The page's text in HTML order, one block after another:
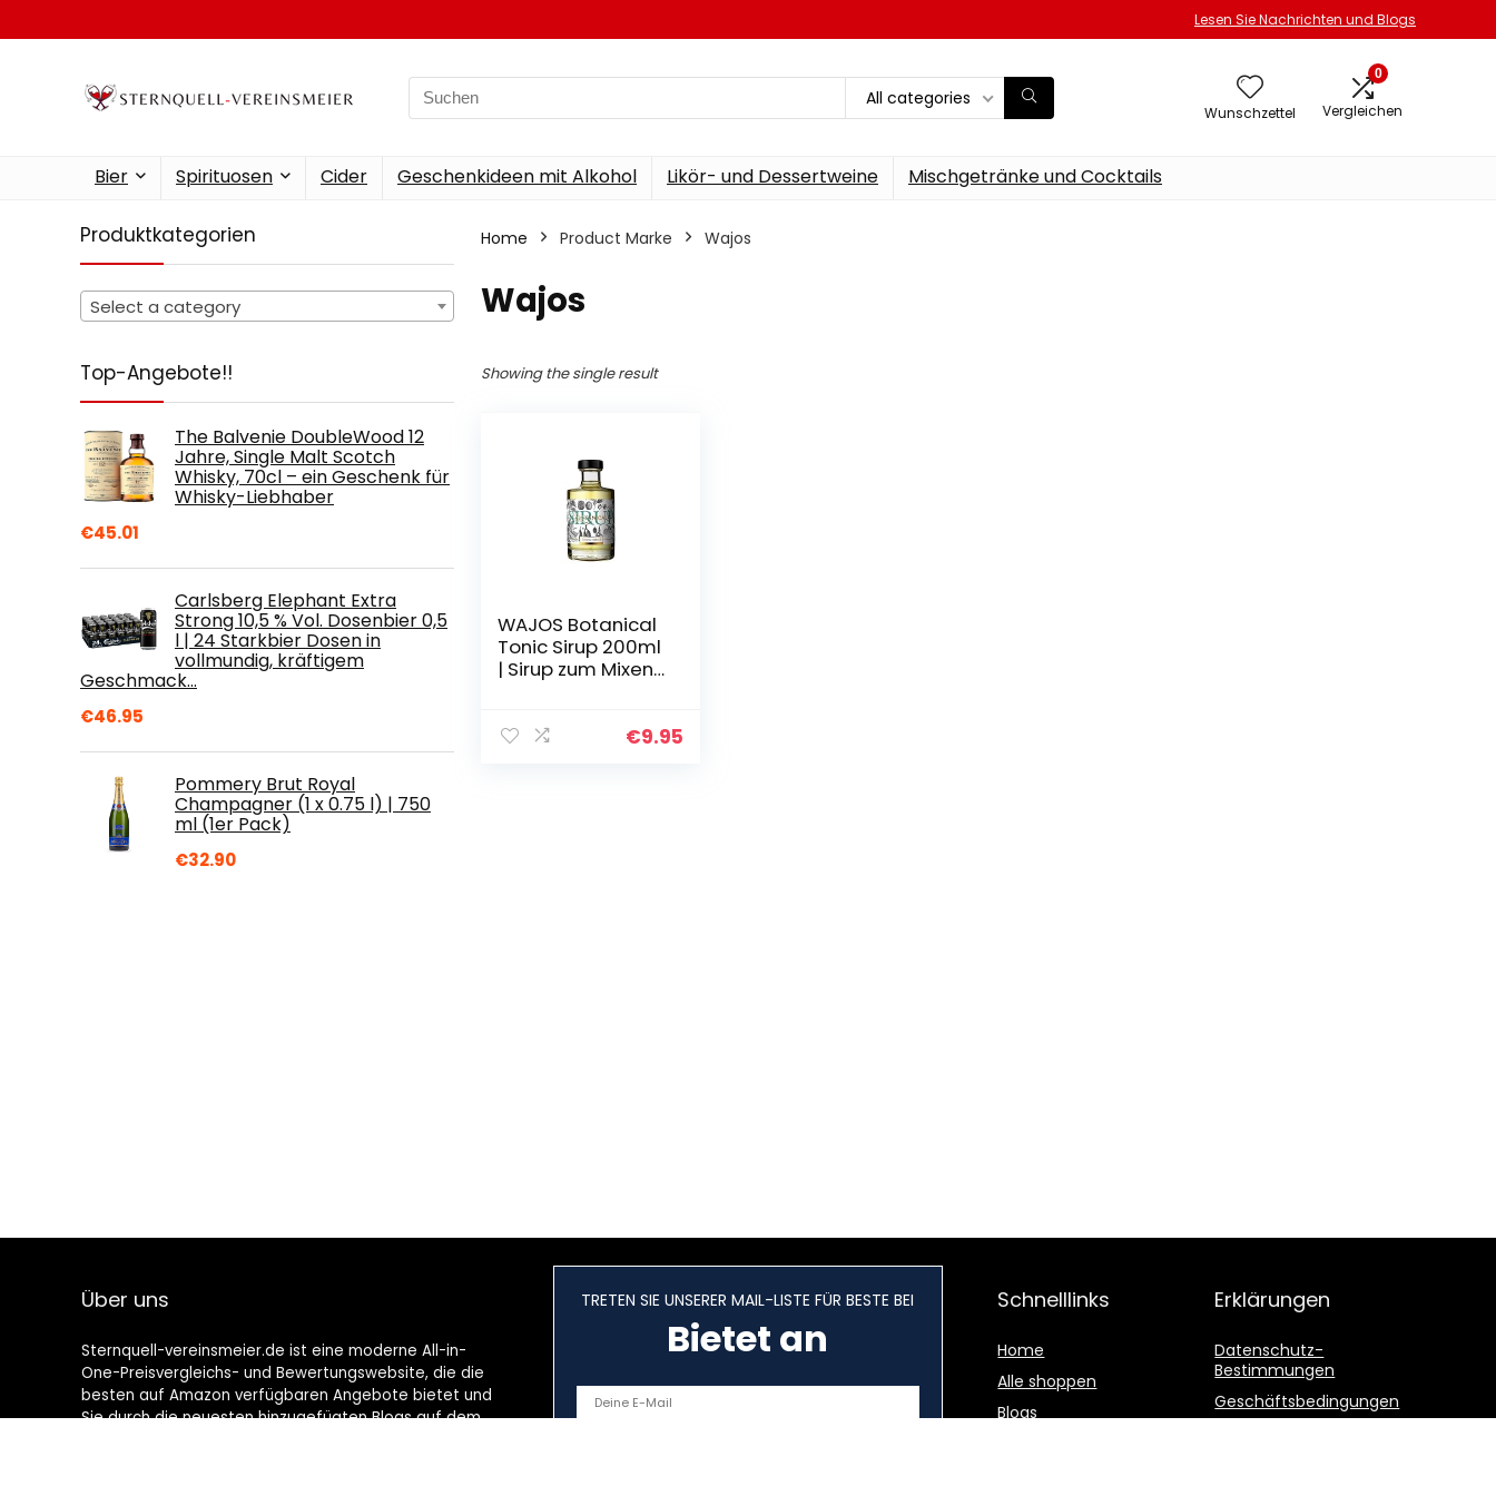
Lesen Sie Nachrichten und Blogs
Search
for:
All categories
Wunschzettel
0
Vergleichen
Bier Spirituosen Cider Geschenkideen mit Alkohol Likör- und Dessertweine Mischgetränke und Cocktails
Produktkategorien
Select a category
Top-Angebote!!
The Balvenie DoubleWood 12
Jahre, Single Malt Scotch
Whisky, 70cl – ein Geschenk für
Whisky-Liebhaber
€45.01
Carlsberg Elephant Extra
Strong 10,5 % Vol. Dosenbier 0,5
l | 24 Starkbier Dosen in
vollmundig, kräftigem
Geschmack…
€46.95
Pommery Brut Royal
Champagner (1 x 0.75 l) | 750
ml (1er Pack)
€32.90
Home Product Marke ‎Wajos
‎Wajos
Showing the single result
WAJOS Botanical
Tonic Sirup 200ml
| Sirup zum Mixen
Cocktails &
€9.95
Über uns
Sternquell-vereinsmeier.de ist eine moderne All-in-
One-Preisvergleichs- und Bewertungswebsite, die die
besten auf Amazon verfügbaren Angebote bietet und
Sie durch die neuesten hinzugefügten Blogs auf dem
TRETEN SIE UNSERER MAIL-LISTE FÜR BESTE BEI
Bietet an
Schnelllinks
Home
Alle shoppen
Blogs
Erklärungen
Datenschutz-
Bestimmungen
Geschäftsbedingungen